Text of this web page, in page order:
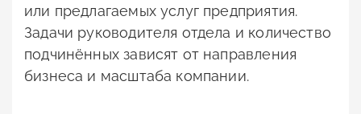
или предлагаемых услуг предприятия.
Задачи руководителя отдела и количество
подчинённых зависят от направления
бизнеса и масштаба компании.